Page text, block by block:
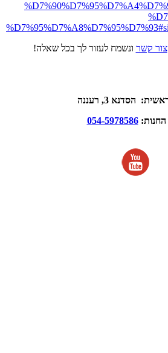
צור קשר ונשמח לעזור לך בכל שאלה!
הסדנא 3, רעננה
החנות:054-5978586